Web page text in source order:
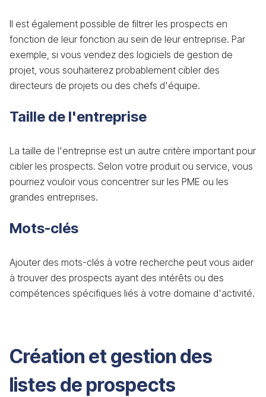
Il est également possible de filtrer les prospects en
fonction de leur fonction au sein de leur entreprise. Par
exemple, si vous vendez des logiciels de gestion de
projet, vous souhaiterez probablement cibler des
directeurs de projets ou des chefs d'équipe.
Taille de l'entreprise
La taille de l'entreprise est un autre critère important pour
cibler les prospects. Selon votre produit ou service, vous
pourriez vouloir vous concentrer sur les PME ou les
grandes entreprises.
Mots-clés
Ajouter des mots-clés à votre recherche peut vous aider
à trouver des prospects ayant des intérêts ou des
compétences spécifiques liés à votre domaine d'activité.
Création et gestion des
listes de prospects